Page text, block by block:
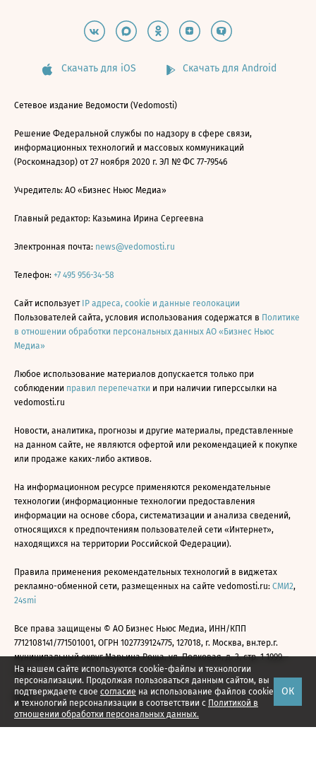
На нашем сайте используются cookie-файлы и технологии
персонализации. Продолжая пользоваться данным сайтом, вы
подтверждаете свое согласие на использование файлов cookie
и технологий персонализации в соответствии с Политикой в
отношении обработки персональных данных.
ОК
Скачать для iOS Скачать для Android
Сетевое издание Ведомости (Vedomosti)
Решение Федеральной службы по надзору в сфере связи,
информационных технологий и массовых коммуникаций
(Роскомнадзор) от 27 ноября 2020 г. ЭЛ № ФС 77-79546
Учредитель: АО «Бизнес Ньюс Медиа»
Главный редактор: Казьмина Ирина Сергеевна
Электронная почта: news@vedomosti.ru
Телефон: +7 495 956-34-58
Сайт использует IP адреса, cookie и данные геолокации
Пользователей сайта, условия использования содержатся в Политике
в отношении обработки персональных данных АО «Бизнес Ньюс
Медиа»
Любое использование материалов допускается только при
соблюдении правил перепечатки и при наличии гиперссылки на
vedomosti.ru
Новости, аналитика, прогнозы и другие материалы, представленные
на данном сайте, не являются офертой или рекомендацией к покупке
или продаже каких-либо активов.
На информационном ресурсе применяются рекомендательные
технологии (информационные технологии предоставления
информации на основе сбора, систематизации и анализа сведений,
относящихся к предпочтениям пользователей сети «Интернет»,
находящихся на территории Российской Федерации).
Правила применения рекомендательных технологий в виджетах
рекламно-обменной сети, размещенных на сайте vedomosti.ru: СМИ2,
24smi
Все права защищены © АО Бизнес Ньюс Медиа, ИНН/КПП
7712108141/771501001, ОГРН 1027739124775, 127018, г. Москва, вн.тер.г.
муниципальный округ Марьина Роща, ул. Полковая, д. 3, стр. 1 1999—
2026